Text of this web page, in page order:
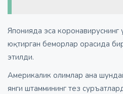
Японияда эса коронавируснинг
юқтирган беморлар орасида
этилди.
Америкалик олимлар ана
янги штаммининг тез